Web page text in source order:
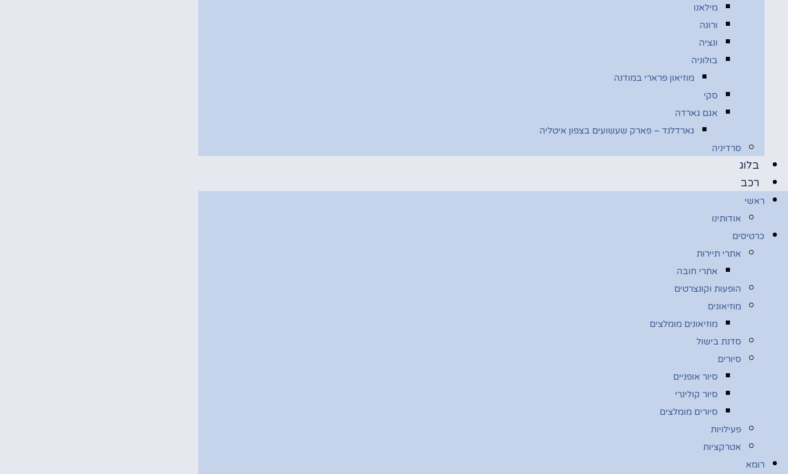
מילאנו
ורונה
ונציה
בולוניה
מוזיאון פרארי במודנה
סקי
אגם גארדה
גארדלנד – פארק שעשועים בצפון איטליה
סרדיניה
בלוג
רכב
ראשי
אודותינו
כרטיסים
אתרי תיירות
אתרי חובה
הופעות וקונצרטים
מוזיאונים
מוזיאונים מומלצים
סדנת בישול
סיורים
סיור אופניים
סיור קולינרי
סיורים מומלצים
פעילויות
אטרקציות
רומא